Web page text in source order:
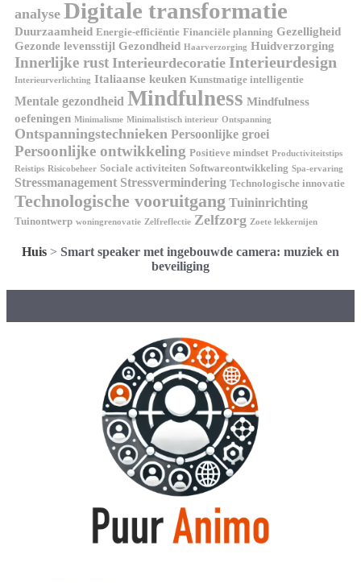
analyse Digitale transformatie
Duurzaamheid Energie-efficiëntie Financiële planning Gezelligheid
Gezonde levensstijl Gezondheid Haarverzorging Huidverzorging
Innerlijke rust Interieurdecoratie Interieurdesign
Interieurverlichting Italiaanse keuken Kunstmatige intelligentie
Mentale gezondheid Mindfulness Mindfulness
oefeningen Minimalisme Minimalistisch interieur Ontspanning
Ontspanningstechnieken Persoonlijke groei
Persoonlijke ontwikkeling Positieve mindset Productiviteitstips
Reistips Risicobeheer Sociale activiteiten Softwareontwikkeling Spa-ervaring
Stressmanagement Stressvermindering Technologische innovatie
Technologische vooruitgang Tuininrichting
Tuinontwerp woningrenovatie Zelfreflectie Zelfzorg Zoete lekkernijen
Huis > Smart speaker met ingebouwde camera: muziek en
beveiliging